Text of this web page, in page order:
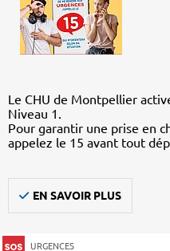
Le CHU de Montpellier
Niveau 1.
Pour garantir une prise en
appelez le 15 avant tout
EN SAVOIR PLUS
URGENCES